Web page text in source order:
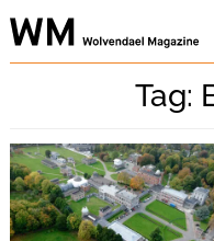
Skip
to
Tag: